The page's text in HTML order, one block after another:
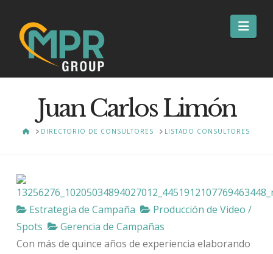
Juan Carlos Limón
HOMEDIRECTORIO DE CONSULTORES LISTADO CONSULTORES
Estrategia de Campaña
Producción de Video /
Spots
Gerencia de Campañas
Con más de quince años de experiencia elaborando